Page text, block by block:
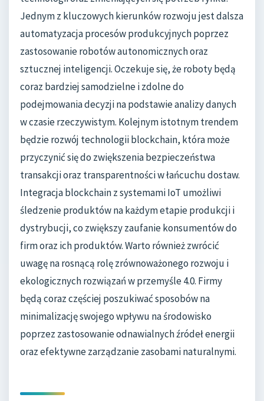
Jednym z kluczowych kierunków rozwoju jest dalsza
automatyzacja procesów produkcyjnych poprzez
zastosowanie robotów autonomicznych oraz
sztucznej inteligencji. Oczekuje się, że roboty będą
coraz bardziej samodzielne i zdolne do
podejmowania decyzji na podstawie analizy danych
w czasie rzeczywistym. Kolejnym istotnym trendem
będzie rozwój technologii blockchain, która może
przyczynić się do zwiększenia bezpieczeństwa
transakcji oraz transparentności w łańcuchu dostaw.
Integracja blockchain z systemami IoT umożliwi
śledzenie produktów na każdym etapie produkcji i
dystrybucji, co zwiększy zaufanie konsumentów do
firm oraz ich produktów. Warto również zwrócić
uwagę na rosnącą rolę zrównoważonego rozwoju i
ekologicznych rozwiązań w przemyśle 4.0. Firmy
będą coraz częściej poszukiwać sposobów na
minimalizację swojego wpływu na środowisko
poprzez zastosowanie odnawialnych źródeł energii
oraz efektywne zarządzanie zasobami naturalnymi.